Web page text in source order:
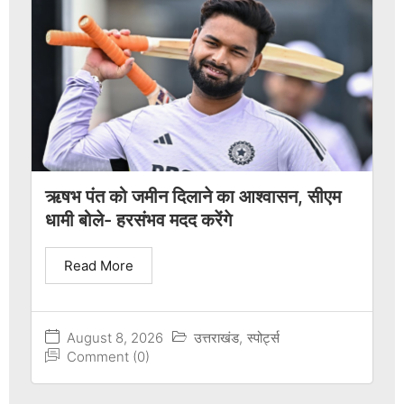
ऋषभ पंत को जमीन दिलाने का आश्वासन, सीएम
धामी बोले- हरसंभव मदद करेंगे
August 8, 2026 उत्तराखंड, स्पोर्ट्स
Comment (0)
Read More